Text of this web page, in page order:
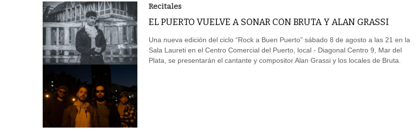
Recitales
EL PUERTO VUELVE A SONAR CON BRUTA Y ALAN GRASSI
Una nueva edición del ciclo “Rock a Buen Puerto” sábado 8 de agosto a las 21 en la
Sala Laureti en el Centro Comercial del Puerto, local - Diagonal Centro 9, Mar del
Plata, se presentarán el cantante y compositor Alan Grassi y los locales de Bruta.